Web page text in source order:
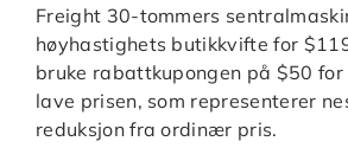
Freight 30-tommers
høyhastighets butikkvifte for
bruke rabattkupongen på $50
lave prisen, som representerer
reduksjon fra ordinær pris.